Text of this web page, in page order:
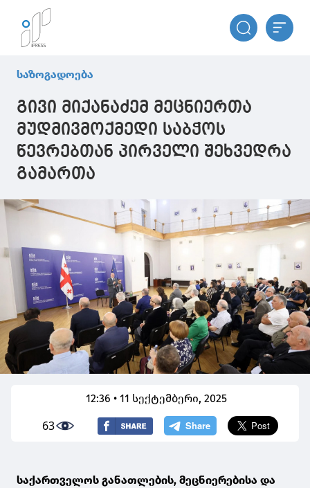
საზოგადოება
გივი მიქანაძემ მეცნიერთა
მუდმივმოქმედი საბჭოს
წევრებთან პირველი შეხვედრა
გამართა
12:36 • 11 სექტემბერი, 2025
63
საქართველოს განათლების, მეცნიერებისა და